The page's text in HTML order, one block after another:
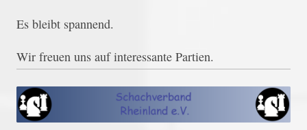
Es bleibt spannend.
Wir freuen uns auf interessante Partien.